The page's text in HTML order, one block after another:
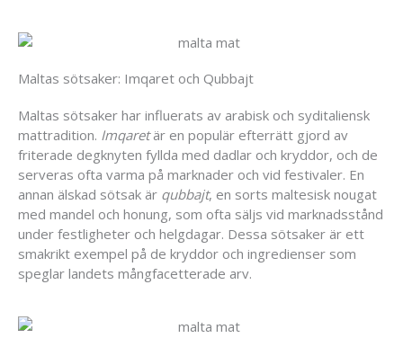
Maltas sötsaker: Imqaret och Qubbajt
Maltas sötsaker har influerats av arabisk och syditaliensk
mattradition. Imqaretär en populär efterrätt gjord av
friterade degknyten fyllda med dadlar och kryddor, och de
serveras ofta varma på marknader och vid festivaler. En
annan älskad sötsak är qubbajt, en sorts maltesisk nougat
med mandel och honung, som ofta säljs vid marknadsstånd
under festligheter och helgdagar. Dessa sötsaker är ett
smakrikt exempel på de kryddor och ingredienser som
speglar landets mångfacetterade arv.